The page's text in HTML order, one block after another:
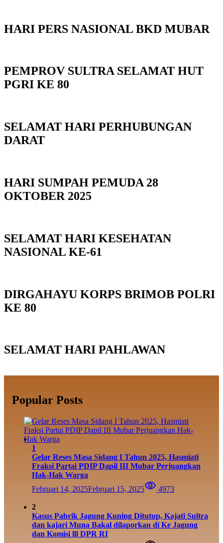
HARI PERS NASIONAL BKD MUBAR
PEMPROV SULTRA SELAMAT HUT
PGRI KE 80
SELAMAT HARI PERHUBUNGAN
DARAT
HARI SUMPAH PEMUDA 28
OKTOBER 2025
SELAMAT HARI KESEHATAN
NASIONAL KE-61
DIRGAHAYU KORPS BRIMOB POLRI
KE 80
SELAMAT HARI PAHLAWAN
Popular Posts
1
Gelar Reses Masa Sidang I Tahun 2025, Hasmiati
Fraksi Partai PDIP Dapil III Mubar Perjuangkan
Hak-Hak Warga
Februari 14, 2025Februari 15, 2025 4973
2
Kasus Pabrik Jagung Kuning Ditutup, Kajati Sultra
dan kajari Muna Bakal dilaporkan di Ke Jagung
dan Komisi lll DPR RI